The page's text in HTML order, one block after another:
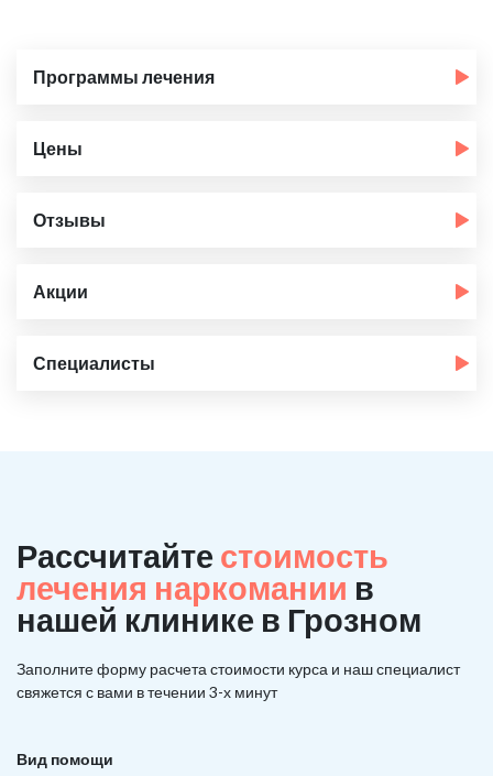
Программы лечения
Цены
Отзывы
Акции
Специалисты
Рассчитайте стоимость
лечения наркомании в
нашей клинике в Грозном
Заполните форму расчета стоимости курса и наш специалист
свяжется с вами в течении 3-х минут
Вид помощи